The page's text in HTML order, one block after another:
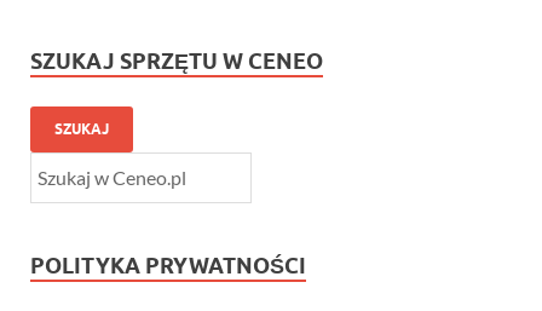
SZUKAJ SPRZĘTU W CENEO
SZUKAJ
POLITYKA PRYWATNOŚCI